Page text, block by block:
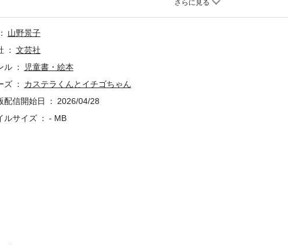
山野景子
文芸社
ル
児童書・絵本
ズ
カステラくんとイチゴちゃん
配信開始日
2026/04/28
ルサイズ
- MB